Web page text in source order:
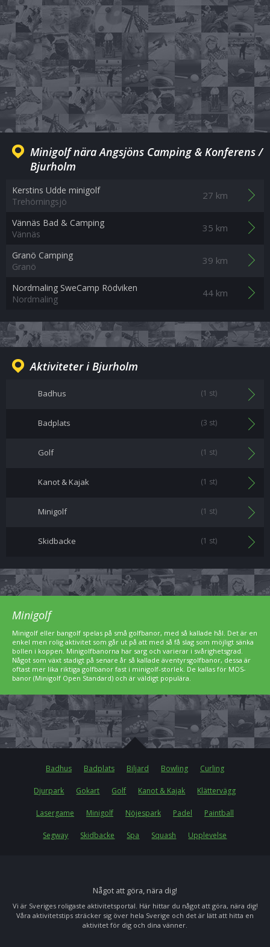
Minigolf nära Angsjöns Camping & Konferens /
Bjurholm
Kerstins Udde minigolf
Trehörningsjö
27 km
Vännäs Bad & Camping
Vännäs
35 km
Granö Camping
Granö
39 km
Nordmaling SweCamp Rödviken
Nordmaling
44 km
Aktiviteter i Bjurholm
Badhus (1 st)
Badplats (3 st)
Golf (1 st)
Kanot & Kajak (1 st)
Minigolf (1 st)
Skidbacke (1 st)
Minigolf
Minigolf eller bangolf spelas på små golfbanor, med så kallade hål. Det är en
enkel men rolig aktivitet som går ut på att med så få slag som möjligt sänka
bollen i koppen. Minigolfbanorna har sarg och varierar i svårighetsgrad.
Något som växt stadigt på senare år så kallade äventyrsgolfbanor, dessa är
oftast mer lika riktiga golfbanor fast i minigolf-storlek. De kallas för MOS-
banor (Minigolf Open Standard) och är väldigt populära.
Badhus Badplats Biljard Bowling Curling
Djurpark Gokart Golf Kanot & Kajak Klättervägg
Lasergame Minigolf Nöjespark Padel Paintball
Segway Skidbacke Spa Squash Upplevelse
Något att göra, nära dig!
Vi är Sveriges roligaste aktivitetsportal. Här hittar du något att göra, nära dig!
Våra aktivitetstips sträcker sig över hela Sverige och det är lätt att hitta en
aktivitet för dig och dina vänner.